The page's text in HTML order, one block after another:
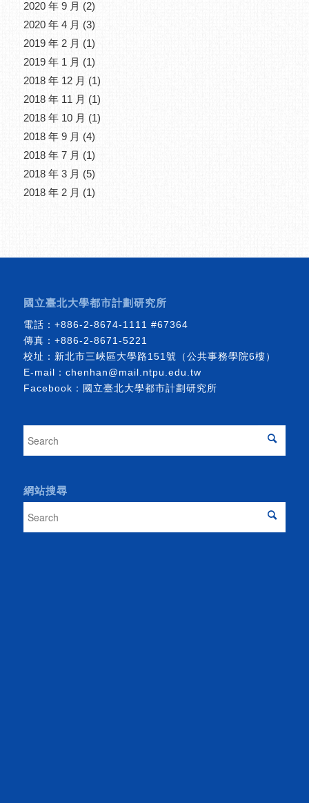
2020 年 9 月 (2)
2020 年 4 月 (3)
2019 年 2 月 (1)
2019 年 1 月 (1)
2018 年 12 月 (1)
2018 年 11 月 (1)
2018 年 10 月 (1)
2018 年 9 月 (4)
2018 年 7 月 (1)
2018 年 3 月 (5)
2018 年 2 月 (1)
國立臺北大學都市計劃研究所
電話： +886-2-8674-1111 #67364
傳真：+886-2-8671-5221
校址：新北市三峽區大學路151號（公共事務學院6樓）
E-mail： chenhan@mail.ntpu.edu.tw
Facebook： 國立臺北大學都市計劃研究所
網站搜尋